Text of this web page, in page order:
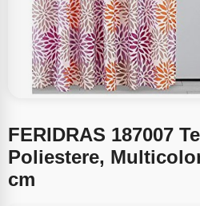
FERIDRAS 187007
Poliestere,
cm